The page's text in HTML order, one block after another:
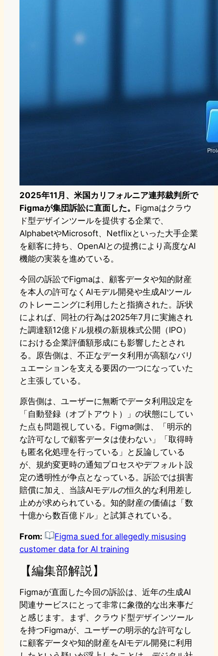
2025年11月、米国カリフォルニア連邦裁判所で
Figmaが集団訴訟に直面した。 Figmaはクラウ
ド型デザインツールを提供する企業で、
AlphabetやMicrosoft、Netflixといった大手企業
を顧客に持ち、OpenAIとの提携により高度なAI
機能の実装を進めている。
今回の訴訟でFigmaは、顧客データや知的財産
を本人の許可なくAIモデル開発や生成AIツール
のトレーニングに利用したと指摘された。訴状
によれば、同社の行為は2025年7月に実施され
た調達額12億ドル規模の新規株式公開（IPO）
における企業評価額形成にも影響したとされ
る。原告側は、不正なデータ利用が高額なバリ
ュエーションを支える要因の一つになっていた
と主張している。
原告側は、ユーザーに無断でデータ利用設定を
「自動登録（オプトアウト）」の状態にしてい
た点も問題視している。Figma側は、「明示的
な許可なしで顧客データは使わない」「取得時
も匿名化処理を行っている」と反論している
が、規約変更時の通知プロセスやデフォルト設
定の透明性が争点となっている。訴訟では損害
賠償に加え、当該AIモデルの恒久的な利用差し
止めが求められている。知的財産の価値は「数
十億から数百億ドル」と試算されている。
From:
Figma sued for allegedly misusing
customer data for AI training
【編集部解説】
Figmaが直面した今回の訴訟は、近年の生成AI
関連サービスにとって非常に象徴的な出来事だ
と感じます。まず、クラウド型デザインツール
を持つFigmaが、ユーザーの明示的な許可なし
に顧客データや知的財産をAIモデル開発に利用